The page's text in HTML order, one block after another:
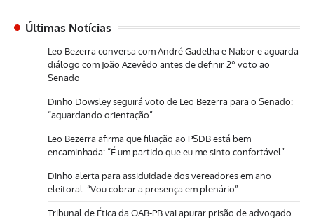
Últimas Notícias
Leo Bezerra conversa com André Gadelha e Nabor e aguarda
diálogo com João Azevêdo antes de definir 2º voto ao
Senado
Dinho Dowsley seguirá voto de Leo Bezerra para o Senado:
“aguardando orientação”
Leo Bezerra afirma que filiação ao PSDB está bem
encaminhada: “É um partido que eu me sinto confortável”
Dinho alerta para assiduidade dos vereadores em ano
eleitoral: “Vou cobrar a presença em plenário”
Tribunal de Ética da OAB-PB vai apurar prisão de advogado